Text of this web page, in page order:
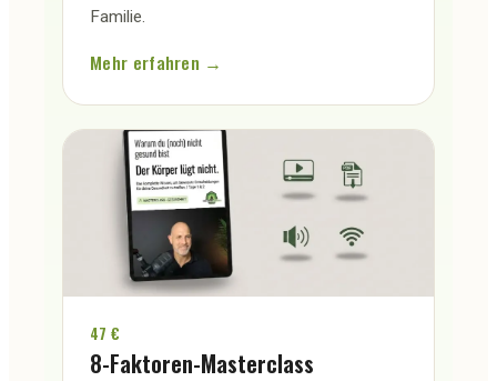
Familie.
Mehr erfahren →
47 €
8-Faktoren-Masterclass